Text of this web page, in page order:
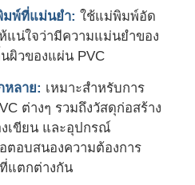
มพ์ที่แม่นยำ: ใช้แม่พิมพ์อัด
แน่ใจว่ามีความแม่นยำของ
วของแผ่น PVC
หลาย: เหมาะสำหรับการ
ต่างๆ รวมถึงวัสดุก่อสร้าง
เขียน และอุปกรณ์
ตอบสนองความต้องการ
แตกต่างกัน